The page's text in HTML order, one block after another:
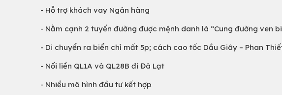
- Hỗ trợ khách vay Ngân hàng
- Nằm cạnh 2 tuyến đường được mệnh danh là “Cung đường ven
- Di chuyển ra biển chỉ mất 5p; cách cao tốc Dầu Giây – Phan
- Nối liền QL1A và QL28B đi Đà Lạt
- Nhiều mô hình đầu tư kết hợp